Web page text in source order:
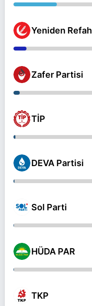
Yeniden Refah
Zafer Partisi
TİP
DEVA Partisi
Sol Parti
HÜDA PAR
TKP